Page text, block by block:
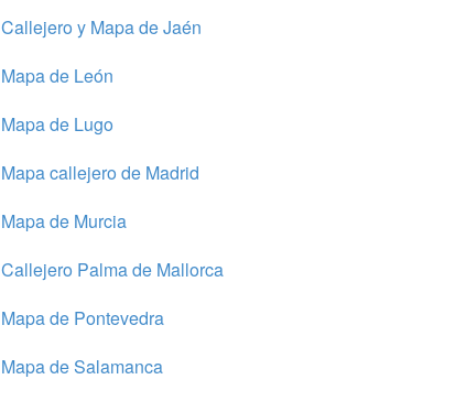
Callejero y Mapa de Jaén
Mapa de León
Mapa de Lugo
Mapa callejero de Madrid
Mapa de Murcia
Callejero Palma de Mallorca
Mapa de Pontevedra
Mapa de Salamanca